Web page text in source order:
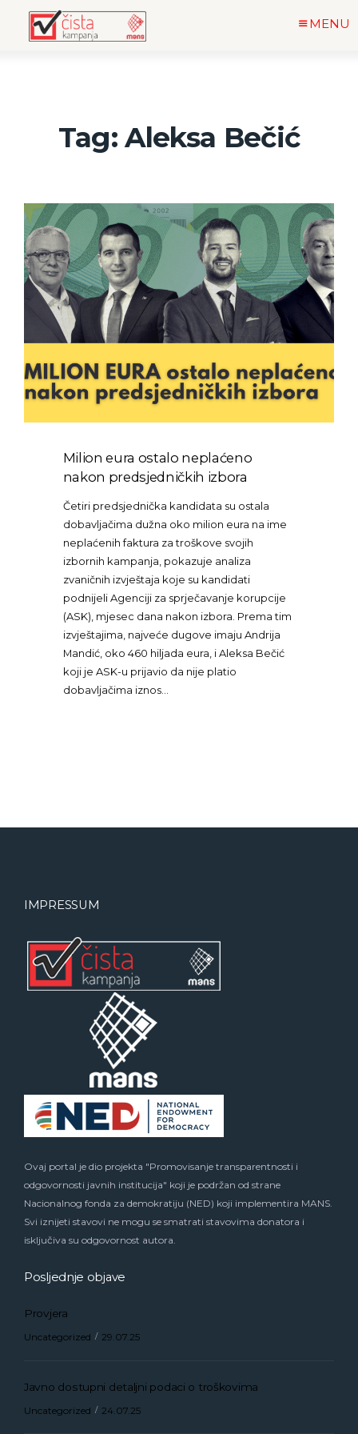
MENU
Tag: Aleksa Bečić
Milion eura ostalo neplaćeno
nakon predsjedničkih izbora
Četiri predsjednička kandidata su ostala
dobavljačima dužna oko milion eura na ime
neplaćenih faktura za troškove svojih
izbornih kampanja, pokazuje analiza
zvaničnih izvještaja koje su kandidati
podnijeli Agenciji za sprječavanje korupcije
(ASK), mjesec dana nakon izbora. Prema tim
izvještajima, najveće dugove imaju Andrija
Mandić, oko 460 hiljada eura, i Aleksa Bečić
koji je ASK-u prijavio da nije platio
dobavljačima iznos…
IMPRESSUM
Ovaj portal je dio projekta "Promovisanje transparentnosti i
odgovornosti javnih institucija" koji je podržan od strane
Nacionalnog fonda za demokratiju (NED) koji implementira MANS.
Svi iznijeti stavovi ne mogu se smatrati stavovima donatora i
isključiva su odgovornost autora.
Posljednje objave
Provjera
Uncategorized 29.07.25
Javno dostupni detaljni podaci o troškovima
Uncategorized 24.07.25